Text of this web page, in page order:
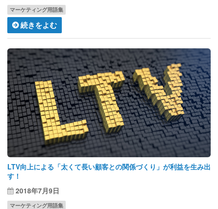
マーケティング用語集
続きをよむ
LTV向上による「太くて長い顧客との関係づくり」が利益を生み出
す！
2018年7月9日
マーケティング用語集